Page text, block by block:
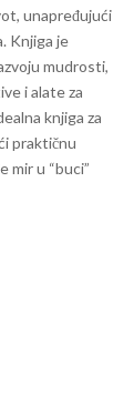
unapređujući
Knjiga je
mudrosti,
i alate za
knjiga za
praktičnu
mir u “buci”